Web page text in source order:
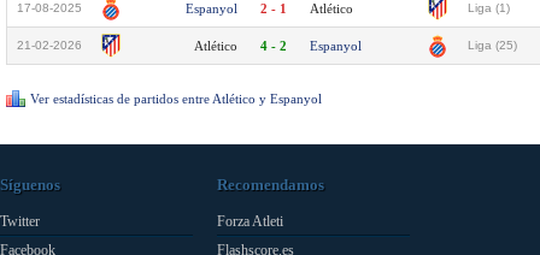
17-08-2025 Espanyol 2 - 1 Atlético Liga (1)
21-02-2026 Atlético 4 - 2 Espanyol Liga (25)
Ver estadísticas de partidos entre Atlético y Espanyol
Síguenos
Twitter
Facebook
Recomendamos
Forza Atleti
Flashscore.es